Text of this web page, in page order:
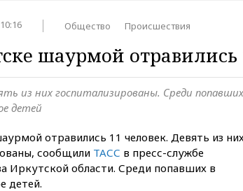
Общество Происшествия
шаурмой отравились
из них госпитализированы. Среди попавших
детей
отравились 11 человек. Девять из
сообщили ТАСС в пресс-службе
Иркутской области. Среди попавших в
детей.